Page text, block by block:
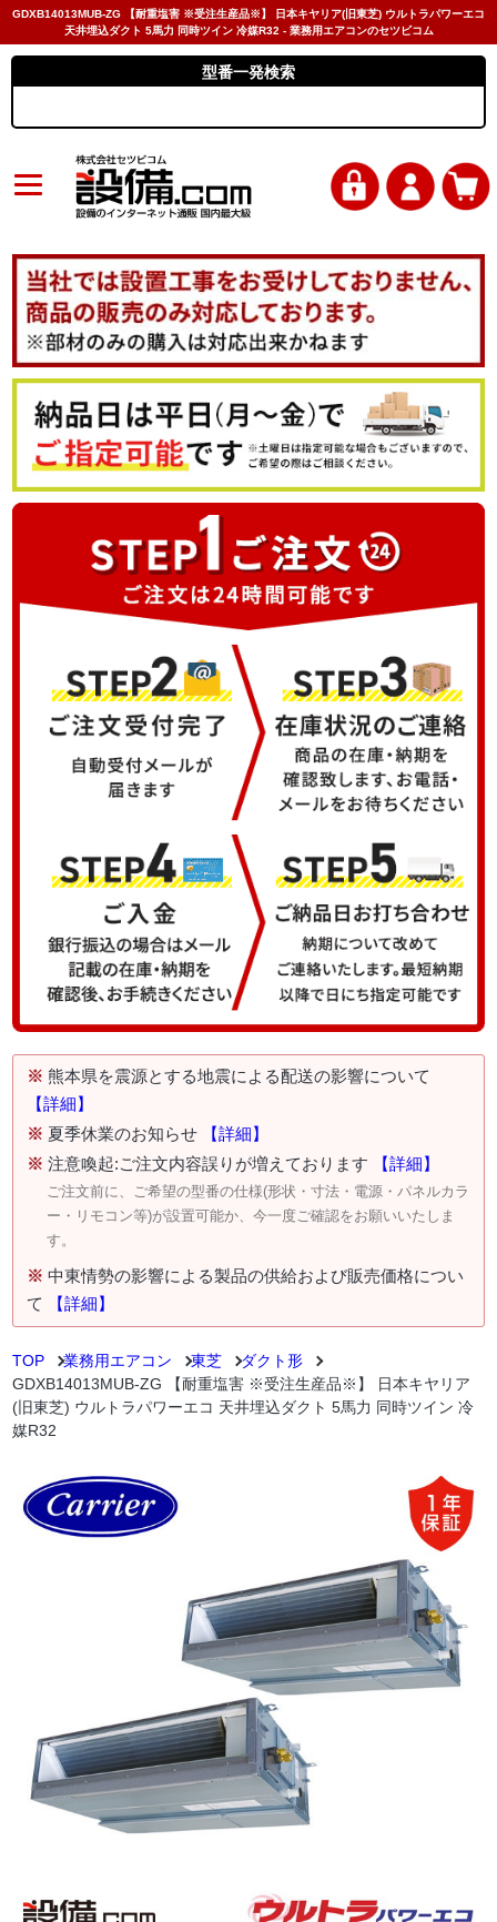
GDXB14013MUB-ZG 【耐重塩害 ※受注生産品※】 日本キヤリア(旧東芝) ウルトラパワーエコ
天井埋込ダクト 5馬力 同時ツイン 冷媒R32 - 業務用エアコンのセツビコム
型番一発検索
※ 熊本県を震源とする地震による配送の影響について
【詳細】
※ 夏季休業のお知らせ
【詳細】
※ 注意喚起:ご注文内容誤りが増えております 【詳細】
ご注文前に、ご希望の型番の仕様(形状・寸法・電源・パネルカラ
ー・リモコン等)が設置可能か、今一度ご確認をお願いいたしま
す。
※ 中東情勢の影響による製品の供給および販売価格につい
て
【詳細】
TOP 業務用エアコン 東芝
ダクト形
GDXB14013MUB-ZG 【耐重塩害 ※受注生産品※】 日本キヤリア
(旧東芝) ウルトラパワーエコ 天井埋込ダクト 5馬力 同時ツイン 冷
媒R32